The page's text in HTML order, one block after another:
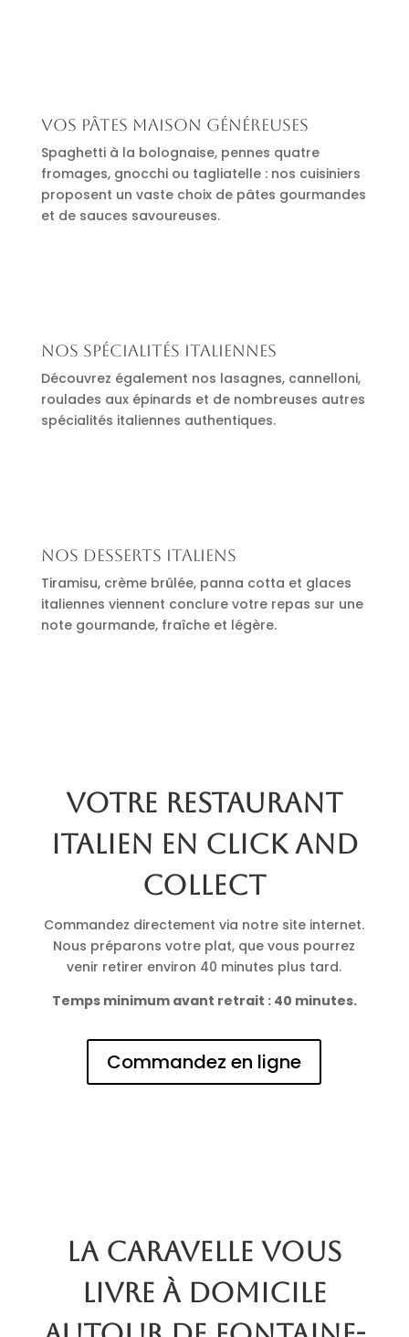
Vos pâtes maison généreuses
Spaghetti à la bolognaise, pennes quatre
fromages, gnocchi ou tagliatelle : nos cuisiniers
proposent un vaste choix de pâtes gourmandes
et de sauces savoureuses.
Nos spécialités italiennes
Découvrez également nos lasagnes, cannelloni,
roulades aux épinards et de nombreuses autres
spécialités italiennes authentiques.
Nos desserts italiens
Tiramisu, crème brûlée, panna cotta et glaces
italiennes viennent conclure votre repas sur une
note gourmande, fraîche et légère.
Votre restaurant
italien en click and
collect
Commandez directement via notre site internet.
Nous préparons votre plat, que vous pourrez
venir retirer environ 40 minutes plus tard.
Temps minimum avant retrait : 40 minutes.
Commandez en ligne
La Caravelle vous
livre à domicile